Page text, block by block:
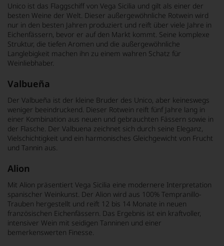
Unico ist das Flaggschiff von Vega Sicilia und gilt als einer der
besten Weine der Welt. Dieser außergewöhnliche Rotwein wird
nur in den besten Jahren produziert und reift über viele Jahre in
Eichenfässern, bevor er auf den Markt kommt. Seine komplexe
Struktur, die tiefen Aromen und die außergewöhnliche
Langlebigkeit machen ihn zu einem wahren Schatz für
Weinliebhaber.
Valbueña
Der Valbueña ist der kleine Bruder des Unico, aber keineswegs
weniger beeindruckend. Dieser Rotwein reift fünf Jahre lang in
einer Kombination aus neuen und gebrauchten Fässern sowie in
der Flasche. Der Valbuena zeichnet sich durch seine Eleganz,
Vielschichtigkeit und ein harmonisches Gleichgewicht von Frucht
und Tannin aus.
Alion
Mit Alion präsentiert Vega Sicilia eine modernere Interpretation
spanischer Weinkunst. Der Alion wird aus 100% Tempranillo-
Trauben hergestellt und reift 12 bis 14 Monate in neuen
französischen Eichenfässern. Das Ergebnis ist ein kraftvoller,
intensiver Wein mit seidigen Tanninen und einer
bemerkenswerten Finesse.